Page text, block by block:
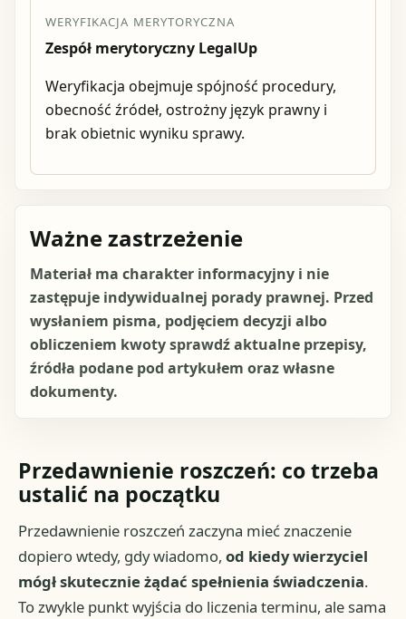
WERYFIKACJA MERYTORYCZNA
Zespół merytoryczny LegalUp
Weryfikacja obejmuje spójność procedury,
obecność źródeł, ostrożny język prawny i
brak obietnic wyniku sprawy.
Ważne zastrzeżenie
Materiał ma charakter informacyjny i nie
zastępuje indywidualnej porady prawnej. Przed
wysłaniem pisma, podjęciem decyzji albo
obliczeniem kwoty sprawdź aktualne przepisy,
źródła podane pod artykułem oraz własne
dokumenty.
Przedawnienie roszczeń: co trzeba
ustalić na początku
Przedawnienie roszczeń zaczyna mieć znaczenie
dopiero wtedy, gdy wiadomo,od kiedy wierzyciel
mógł skutecznie żądać spełnienia świadczenia.
To zwykle punkt wyjścia do liczenia terminu, ale sama